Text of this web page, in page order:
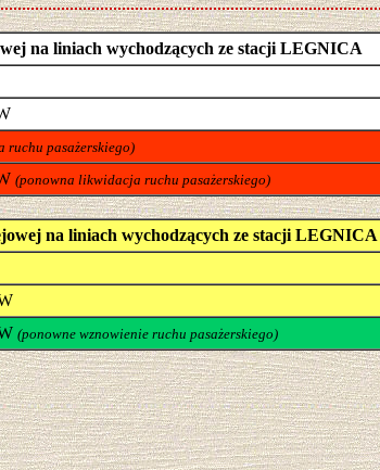
na liniach wychodzących ze stacji LEGNICA
pasażerskiego)
(ponowna likwidacja ruchu pasażerskiego)
na liniach wychodzących ze stacji LEGNICA
(ponowne wznowienie ruchu pasażerskiego)